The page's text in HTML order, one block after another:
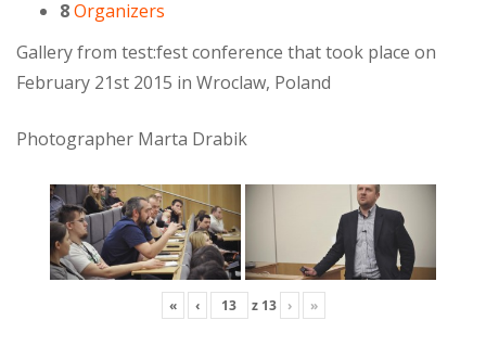
8Organizers
Gallery from test:fest conference that took place on
February 21st 2015 in Wroclaw, Poland
Photographer Marta Drabik
« ‹ z 13 › »